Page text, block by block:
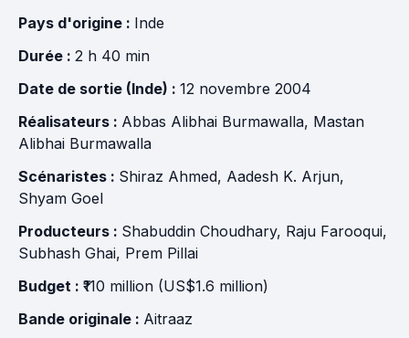
Pays d'origine : Inde
Durée : 2 h 40 min
Date de sortie (Inde) : 12 novembre 2004
Réalisateurs : Abbas Alibhai Burmawalla, Mastan
Alibhai Burmawalla
Scénaristes : Shiraz Ahmed, Aadesh K. Arjun,
Shyam Goel
Producteurs : Shabuddin Choudhary, Raju Farooqui,
Subhash Ghai, Prem Pillai
Budget : ₹110 million (US$1.6 million)
Bande originale : Aitraaz